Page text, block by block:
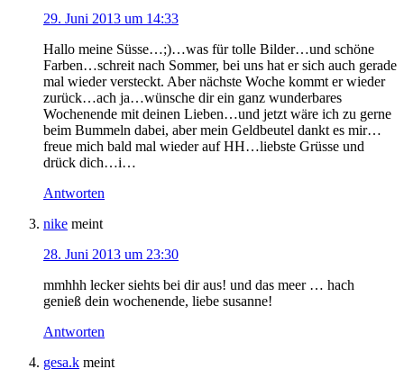
29. Juni 2013 um 14:33
Hallo meine Süsse…;)…was für tolle Bilder…und schöne
Farben…schreit nach Sommer, bei uns hat er sich auch gerade
mal wieder versteckt. Aber nächste Woche kommt er wieder
zurück…ach ja…wünsche dir ein ganz wunderbares
Wochenende mit deinen Lieben…und jetzt wäre ich zu gerne
beim Bummeln dabei, aber mein Geldbeutel dankt es mir…
freue mich bald mal wieder auf HH…liebste Grüsse und
drück dich…i…
Antworten
nike meint
28. Juni 2013 um 23:30
mmhhh lecker siehts bei dir aus! und das meer … hach
genieß dein wochenende, liebe susanne!
Antworten
gesa.k meint